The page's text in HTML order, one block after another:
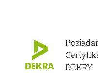
DEKRY